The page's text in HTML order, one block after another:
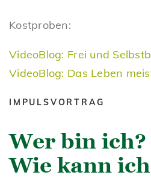
Kostproben:
VideoBlog: Frei und
VideoBlog: Das Leben
IMPULSVORTRAG
Wer bin ich?
Wie kann